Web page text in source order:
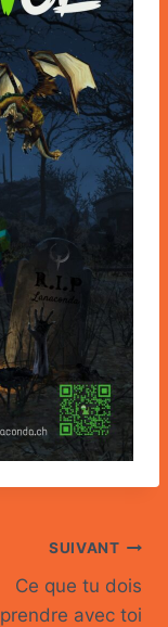
SUIVANT
Ce que tu dois
prendre avec toi